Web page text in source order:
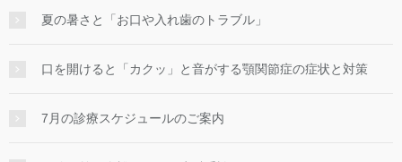
夏の暑さと「お口や入れ歯のトラブル」
口を開けると「カクッ」と音がする顎関節症の症状と対策
7月の診療スケジュールのご案内